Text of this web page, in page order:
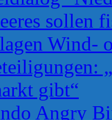
sollen
Wind-
gibt“
Angry